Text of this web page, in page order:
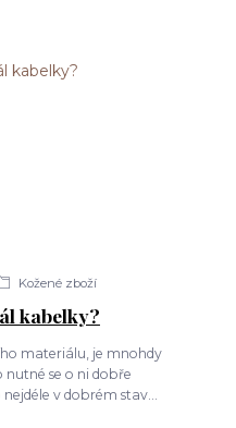
Kožené zboží
kabelky?
materiálu, je mnohdy
se o ni dobře
v dobrém stav...